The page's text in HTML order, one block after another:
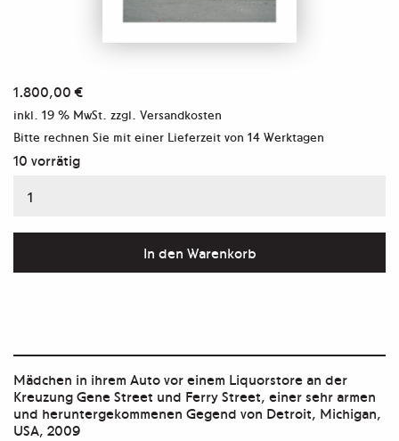
1.800,00€
inkl. 19 % MwSt. zzgl. Versandkosten
Bitte rechnen Sie mit einer Lieferzeit von 14 Werktagen
10 vorrätig
Aus
"Detroit"
In den Warenkorb
Mädchen in ihrem Auto vor einem Liquorstore an der
Kreuzung Gene Street und Ferry Street, einer sehr armen
und heruntergekommenen Gegend von Detroit, Michigan,
USA, 2009